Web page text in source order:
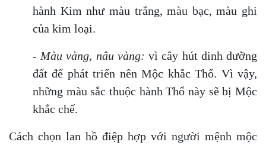
hành Kim như màu trắng, màu bạc, màu ghi
của kim loại.
- Màu vàng, nâu vàng:vì cây hút dinh dưỡng
đất để phát triển nên Mộc khắc Thổ. Vì vậy,
những màu sắc thuộc hành Thổ này sẽ bị Mộc
khắc chế.
Cách chọn lan hồ điệp hợp với người mệnh mộc